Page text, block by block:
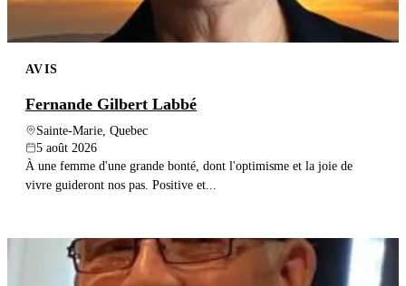
AVIS
Fernande Gilbert Labbé
Sainte-Marie, Quebec
5 août 2026
À une femme d'une grande bonté, dont l'optimisme et la joie de
vivre guideront nos pas. Positive et...